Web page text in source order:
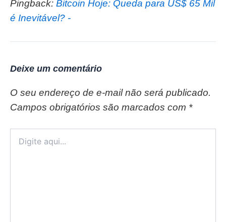
Pingback: Bitcoin Hoje: Queda para US$ 65 Mil
é Inevitável? -
Deixe um comentário
O seu endereço de e-mail não será publicado.
Campos obrigatórios são marcados com *
aqui...